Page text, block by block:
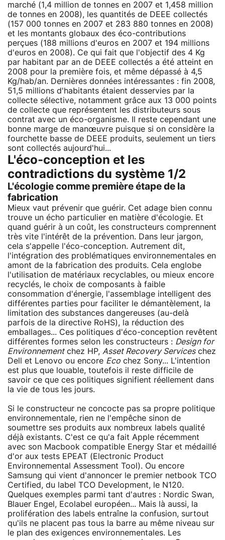
marché (1,4 million de tonnes en 2007 et 1,458 million
de tonnes en 2008), les quantités de DEEE collectés
(157 000 tonnes en 2007 et 283 880 tonnes en 2008)
et les montants globaux des éco-contributions
perçues (188 millions d'euros en 2007 et 194 millions
d'euros en 2008). Ce qui fait que l'objectif des 4 Kg
par habitant par an de DEEE collectés a été atteint en
2008 pour la première fois, et même dépassé à 4,5
Kg/hab/an. Dernières données intéressantes : fin 2008,
51,5 millions d'habitants étaient desservies par la
collecte sélective, notamment grâce aux 13 000 points
de collecte que représentent les distributeurs sous
contrat avec un éco-organisme. Il reste cependant une
bonne marge de manœuvre puisque si on considère la
fourchette basse de DEEE produits, seulement un tiers
sont collectés aujourd'hui...
L'éco-conception et les
contradictions du système 1/2
L'écologie comme première étape de la
fabrication
Mieux vaut prévenir que guérir. Cet adage bien connu
trouve un écho particulier en matière d'écologie. Et
quand guérir à un coût, les constructeurs comprennent
très vite l'intérêt de la prévention. Dans leur jargon,
cela s'appelle l'éco-conception. Autrement dit,
l'intégration des problématiques environnementales en
amont de la fabrication des produits. Cela englobe
l'utilisation de matériaux recyclables, ou mieux encore
recyclés, le choix de composants à faible
consommation d'énergie, l'assemblage intelligent des
différentes parties pour faciliter le démantèlement, la
limitation des substances dangereuses (au-delà
parfois de la directive RoHS), la réduction des
emballages... Ces politiques d'éco-conception revêtent
différentes formes selon les constructeurs : Design for
Environnementchez HP, Asset Recovery Serviceschez
Dell et Lenovo ou encore Eco chez Sony... L'intention
est plus que louable, toutefois il reste difficile de
savoir ce que ces politiques signifient réellement dans
la vie de tous les jours.
Si le constructeur ne concocte pas sa propre politique
environnementale, rien ne l'empêche sinon de
soumettre ses produits aux nombreux labels qualité
déjà existants. C'est ce qu'a fait Apple récemment
avec son Macbook compatible Energy Star et médaillé
d'or aux tests EPEAT (Electronic Product
Environnemental Assessment Tool). Ou encore
Samsung qui vient d'annoncer le premier netbook TCO
Certified, du label TCO Development, le N120.
Quelques exemples parmi tant d'autres : Nordic Swan,
Blauer Engel, Ecolabel européen... Mais là aussi, la
prolifération des labels entraîne la confusion, surtout
qu'ils ne placent pas tous la barre au même niveau sur
le plan des exigences environnementales. Les